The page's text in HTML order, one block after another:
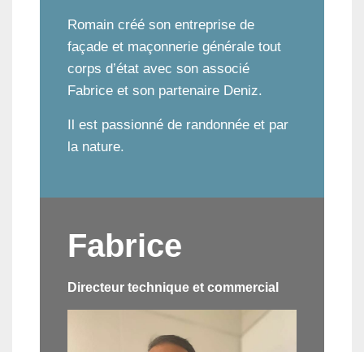
Romain créé son entreprise de
façade et maçonnerie générale tout
corps d’état avec son associé
Fabrice et son partenaire Deniz.
Il est passionné de randonnée et par
la nature.
Fabrice
Directeur technique et commercial